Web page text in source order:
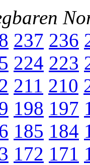
237 236
224 223
211 210
198 197
185 184
172 171